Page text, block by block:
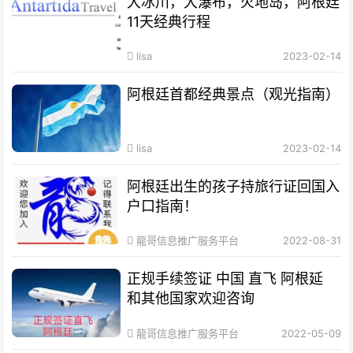
11天经典行程
lisa 2023-02-14
阿根廷首都经典景点（观光指南）
lisa 2023-02-14
阿根廷出生的孩子持旅行证回国入
户口指南！
龍哥信息推广服务平台 2022-08-31
正规手续签证 中国 直飞 阿根延
和其他国家欢迎咨询
龍哥信息推广服务平台 2022-05-09